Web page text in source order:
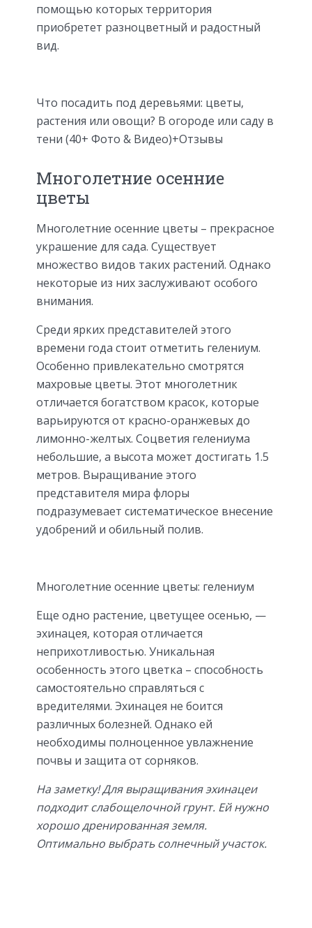
помощью которых территория
приобретет разноцветный и радостный
вид.
Что посадить под деревьями: цветы,
растения или овощи? В огороде или саду в
тени (40+ Фото & Видео)+Отзывы
Многолетние осенние
цветы
Многолетние осенние цветы – прекрасное
украшение для сада. Существует
множество видов таких растений. Однако
некоторые из них заслуживают особого
внимания.
Среди ярких представителей этого
времени года стоит отметить гелениум.
Особенно привлекательно смотрятся
махровые цветы. Этот многолетник
отличается богатством красок, которые
варьируются от красно-оранжевых до
лимонно-желтых. Соцветия гелениума
небольшие, а высота может достигать 1.5
метров. Выращивание этого
представителя мира флоры
подразумевает систематическое внесение
удобрений и обильный полив.
Многолетние осенние цветы: гелениум
Еще одно растение, цветущее осенью, —
эхинацея, которая отличается
неприхотливостью. Уникальная
особенность этого цветка – способность
самостоятельно справляться с
вредителями. Эхинацея не боится
различных болезней. Однако ей
необходимы полноценное увлажнение
почвы и защита от сорняков.
На заметку! Для выращивания эхинацеи
подходит слабощелочной грунт. Ей нужно
хорошо дренированная земля.
Оптимально выбрать солнечный участок.